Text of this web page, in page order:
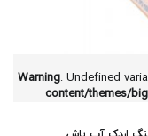
Warning: Undefined
content/themes/